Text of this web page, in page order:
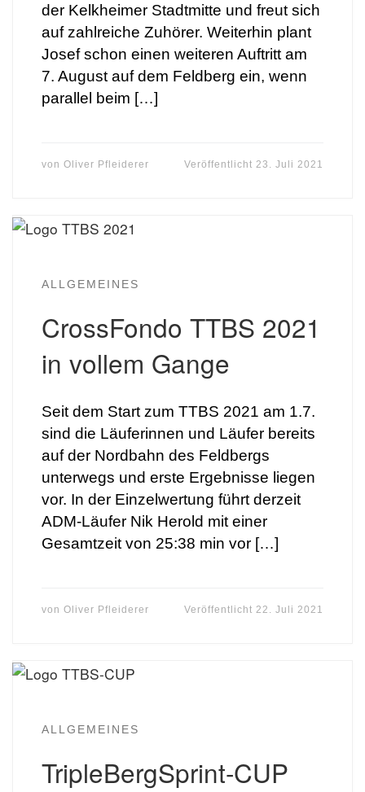
der Kelkheimer Stadtmitte und freut sich
auf zahlreiche Zuhörer. Weiterhin plant
Josef schon einen weiteren Auftritt am
7. August auf dem Feldberg ein, wenn
parallel beim […]
von Oliver Pfleiderer Veröffentlicht23. Juli 2021
ALLGEMEINES
CrossFondo TTBS 2021
in vollem Gange
Seit dem Start zum TTBS 2021 am 1.7.
sind die Läuferinnen und Läufer bereits
auf der Nordbahn des Feldbergs
unterwegs und erste Ergebnisse liegen
vor. In der Einzelwertung führt derzeit
ADM-Läufer Nik Herold mit einer
Gesamtzeit von 25:38 min vor […]
von Oliver Pfleiderer Veröffentlicht22. Juli 2021
ALLGEMEINES
TripleBergSprint-CUP